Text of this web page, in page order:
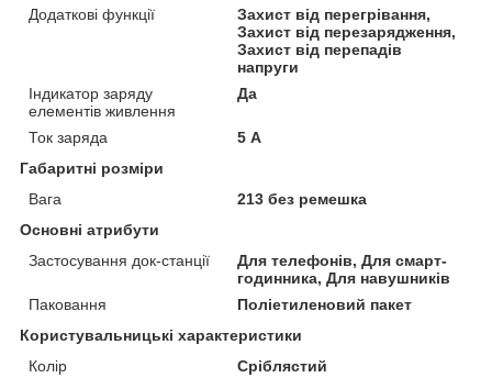
Додаткові функції
Захист від перегрівання,
Захист від перезарядження,
Захист від перепадів
напруги
Індикатор заряду
елементів живлення
Да
Ток заряда
5 А
Габаритні розміри
Вага
213 без ремешка
Основні атрибути
Застосування док-станції
Для телефонів, Для смарт-
годинника, Для навушників
Паковання
Поліетиленовий пакет
Користувальницькі характеристики
Колір
Сріблястий